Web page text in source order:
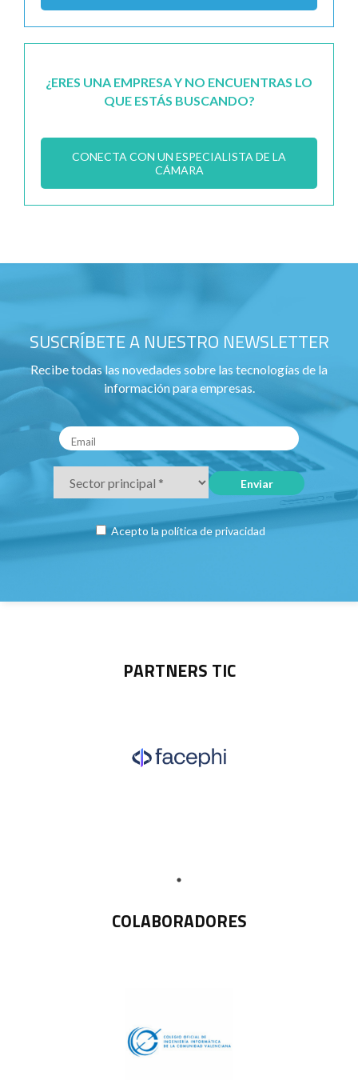
¿ERES UNA EMPRESA Y NO ENCUENTRAS LO
QUE ESTÁS BUSCANDO?
CONECTA CON UN ESPECIALISTA DE LA
CÁMARA
SUSCRÍBETE A NUESTRO NEWSLETTER
Recibe todas las novedades sobre las tecnologías de la
información para empresas.
Acepto lapolítica de privacidad
PARTNERS TIC
COLABORADORES